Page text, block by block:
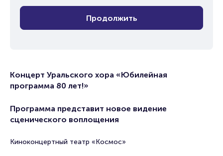
Продолжить
Концерт Уральского хора «Юбилейная
программа 80 лет!»
Программа представит новое видение
сценического воплощения
Киноконцертный театр «Космос»